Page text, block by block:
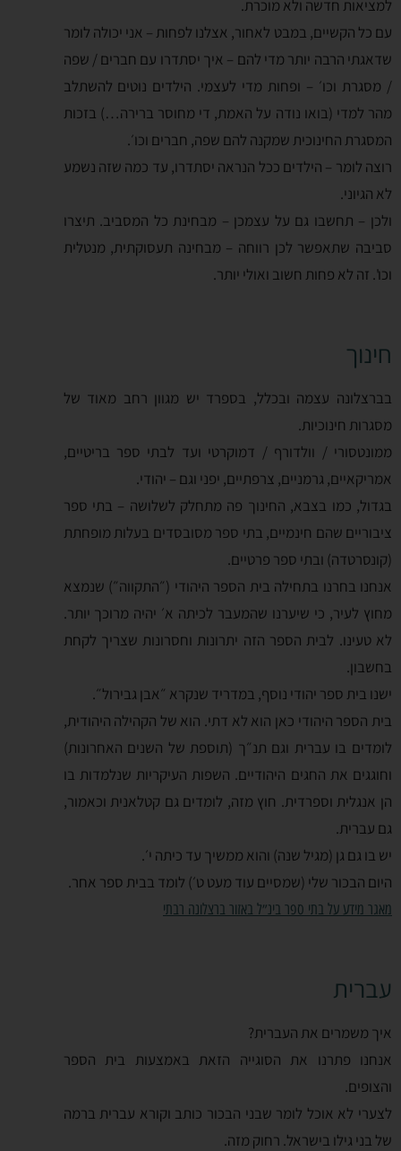
למציאות חדשה ולא מוכרת.
עם כל הקשיים, במבט לאחור, אצלנו לפחות – אני יכולה לומר
שדאגתי הרבה יותר מדי להם – איך יסתדרו עם חברים / שפה
/ מסגרת וכו׳ – ופחות מדי לעצמי. הילדים נוטים להשתלב
מהר למדי (בואו נודה על האמת, די מחוסר ברירה…) בזכות
המסגרת החינוכית שמקנה להם שפה, חברים וכו׳.
רוצה לומר – הילדים ככל הנראה יסתדרו, עד כמה שזה נשמע
לא הגיוני.
ולכן – תחשבו גם על עצמכן – מבחינת כל המסביב. תיצרו
סביבה שתאפשר לכן רווחה – מבחינה תעסוקתית, מנטלית
וכו'. זה לא פחות חשוב ואולי יותר.
חינוך
בברצלונה עצמה ובכלל, בספרד יש מגוון רחב מאוד של
מסגרות חינוכיות.
ממונטסורי / וולדורף / דמוקרטי ועד לבתי ספר בריטיים,
אמריקאיים, גרמניים, צרפתיים, יפני וגם – יהודי.
בגדול, כמו בצבא, החינוך פה מתחלק לשלושה – בתי ספר
ציבוריים שהם חינמיים, בתי ספר מסובסדים בעלות מופחתת
(קונסרטדה) ובתי ספר פרטיים.
אנחנו בחרנו בתחילה בית הספר היהודי (״התקווה״) שנמצא
מחוץ לעיר, כי שיערנו שהמעבר לכיתה א׳ יהיה מרוכך יותר.
לא טעינו. לבית הספר הזה יתרונות וחסרונות שצריך לקחת
בחשבון.
ישנו בית ספר יהודי נוסף, במדריד שנקרא ״אבן גבירול״.
בית הספר היהודי כאן הוא לא דתי. הוא של הקהילה היהודית,
לומדים בו עברית וגם תנ״ך (תוספת של השנים האחרונות)
וחוגגים את החגים היהודיים. השפות העיקריות שנלמדות בו
הן אנגלית וספרדית. חוץ מזה, לומדים גם קטלאנית וכאמור,
גם עברית.
יש בו גם גן (מגיל שנה) והוא ממשיך עד כיתה י׳.
היום הבכור שלי (שמסיים עוד מעט ט׳) לומד בבית ספר אחר.
מאגר מידע על בתי ספר בינ״ל באזור ברצלונה רבתי
עברית
איך משמרים את העברית?
אנחנו פתרנו את הסוגייה הזאת באמצעות בית הספר
והצופים.
לצערי לא אוכל לומר שבני הבכור כותב וקורא עברית ברמה
של בני גילו בישראל. רחוק מזה.